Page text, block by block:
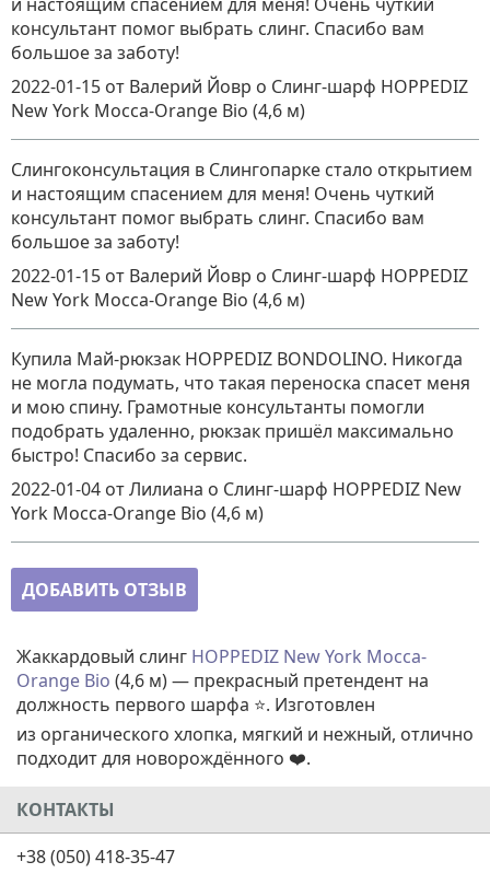
консультант помог выбрать слинг. Спасибо вам
большое за заботу!
2022-01-15 от Валерий Йовр о Слинг-шарф HOPPEDIZ
New York Mocca-Orange Bio (4,6 м)
Слингоконсультация в Слингопарке стало открытием
и настоящим спасением для меня! Очень чуткий
консультант помог выбрать слинг. Спасибо вам
большое за заботу!
2022-01-15 от Валерий Йовр о Слинг-шарф HOPPEDIZ
New York Mocca-Orange Bio (4,6 м)
Купила Май-рюкзак HOPPEDIZ BONDOLINO. Никогда
не могла подумать, что такая переноска спасет меня
и мою спину. Грамотные консультанты помогли
подобрать удаленно, рюкзак пришёл максимально
быстро! Спасибо за сервис.
2022-01-04 от Лилиана о Слинг-шарф HOPPEDIZ New
York Mocca-Orange Bio (4,6 м)
ДОБАВИТЬ ОТЗЫВ
Жаккардовый слинг HOPPEDIZ New York Mocca-
Orange Bio (4,6 м) — прекрасный претендент на
должность первого шарфа ⭐. Изготовлен
из органического хлопка, мягкий и нежный, отлично
подходит для новорождённого ❤️.
КОНТАКТЫ
+38 (050) 418-35-47